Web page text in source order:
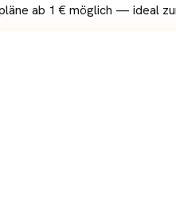
ab 1 € möglich — ideal